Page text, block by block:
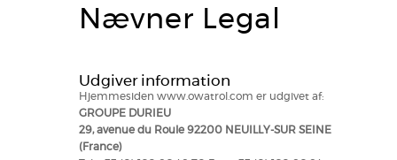
Nævner Legal
Udgiver information
Hjemmesiden www.owatrol.com er udgivet af:
GROUPE DURIEU
29, avenue du Roule 92200 NEUILLY-SUR SEINE​
(France)